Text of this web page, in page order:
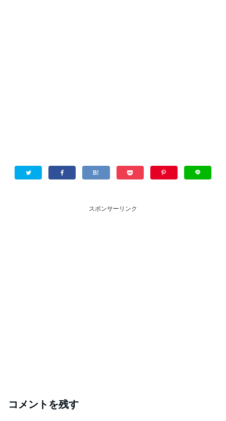
スポンサーリンク
コメントを残す